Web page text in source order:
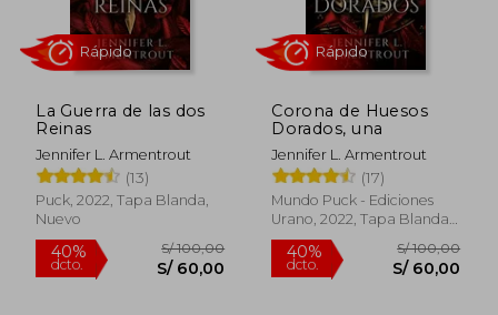
40%
dcto.
S/ 100,00
S/ 60,00
40%
dcto.
La Guerra de las dos
Reinas
Jennifer L. Armentrout
(13)
Puck, 2022, Tapa Blanda,
Nuevo
Corona de Huesos
Dorados, una
Jennifer L. Armentrout
(17)
Mundo Puck - Ediciones
Urano, 2022, Tapa Blanda,
Nuevo